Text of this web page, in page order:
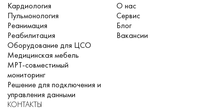
Кардиология
Пульмонология
Реанимация
Реабилитация
Оборудование для ЦСО
Медицинская мебель
МРТ-совместимый
мониторинг
Решение для подключения и
управления данными
О нас
Сервис
Блог
Вакансии
КОНТАКТЫ